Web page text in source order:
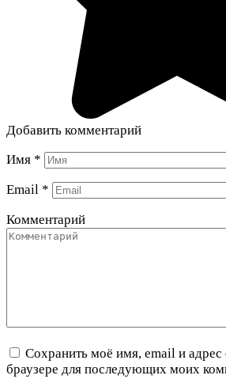
Добавить комментарий
Имя *
Email *
Комментарий
Сохранить моё имя, email и адрес
браузере для последующих моих